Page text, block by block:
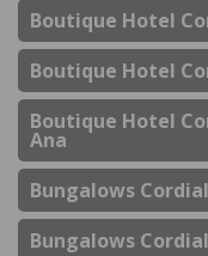
Boutique Hotel
Boutique Hotel
Boutique Hotel
Ana
Bungalows
Bungalows